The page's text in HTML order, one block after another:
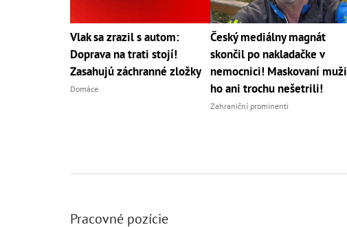
Vlak sa zrazil s autom:
Doprava na trati stojí!
Zasahujú záchranné zložky
Domáce
Český mediálny magnát
skončil po nakladačke v
nemocnici! Maskovaní muži
ho ani trochu nešetrili!
Zahraniční prominenti
Pracovné pozície